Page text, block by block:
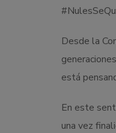
Desde la
está
En este
una vez